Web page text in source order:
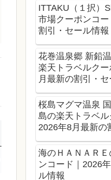
ITTAKU（１択）
市場クーポンコ
割引・セール情報
花巻温泉郷 新鉛
楽天トラベルク
月最新の割引・
桜島マグマ温泉
島の楽天トラベル
2026年8月最新の
海のＨＡＮＡＲ
ンコード｜2026
ル情報